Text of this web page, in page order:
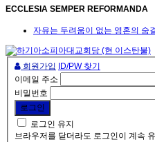
ECCLESIA SEMPER REFORMANDA
자유는 두려움이 없는 영혼의 숨
회원가입
ID/PW 찾기
이메일 주소
비밀번호
로그인 유지
브라우저를 닫더라도 로그인이 계속